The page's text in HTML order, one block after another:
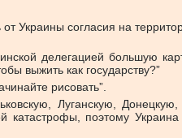
согласия на
делегацией большую
выжить как государству?”
рисовать”.
Луганскую,
поэтому